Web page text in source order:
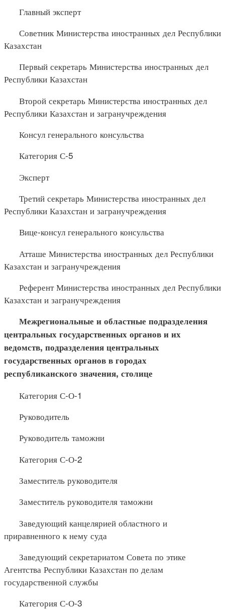
Главный эксперт
Советник Министерства иностранных дел Республики
Казахстан
Первый секретарь Министерства иностранных дел
Республики Казахстан
Второй секретарь Министерства иностранных дел
Республики Казахстан и загранучреждения
Консул генерального консульства
Категория С-5
Эксперт
Третий секретарь Министерства иностранных дел
Республики Казахстан и загранучреждения
Вице-консул генерального консульства
Атташе Министерства иностранных дел Республики
Казахстан и загранучреждения
Референт Министерства иностранных дел Республики
Казахстан и загранучреждения
Межрегиональные и областные подразделения
центральных государственных органов и их
ведомств, подразделения центральных
государственных органов в городах
республиканского значения, столице
Категория С-О-1
Руководитель
Руководитель таможни
Категория С-О-2
Заместитель руководителя
Заместитель руководителя таможни
Заведующий канцелярией областного и
приравненного к нему суда
Заведующий секретариатом Совета по этике
Агентства Республики Казахстан по делам
государственной службы
Категория С-О-3